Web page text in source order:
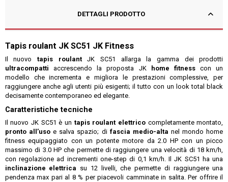
DETTAGLI PRODOTTO
Tapis roulant JK SC51 JK Fitness
Il nuovotapis roulantJK SC51 allarga la gamma dei prodotti
ultracompatti accrescendo la proposta JK home fitnesscon un
modello che incrementa e migliora le prestazioni complessive, per
raggiungere anche agli utenti più esigenti; il tutto con un look total black
decisamente contemporaneo ed elegante.
Caratteristiche tecniche
Il nuovo JK SC51 è un tapis roulant elettricocompletamente montato,
pronto all’usoe salva spazio; di fascia medio-alta nel mondo home
fitness equipaggiato con un potente motore da 2.0 HP con un picco
massimo di 3.0 HP che permette di raggiungere una velocità di 18 km/h,
con regolazione ad incrementi one-step di 0,1 km/h. Il JK SC51 ha una
inclinazione elettrica su 12 livelli, che permette di raggiungere una
pendenza max pari al 8 % per piacevoli camminate in salita. Per offrire il